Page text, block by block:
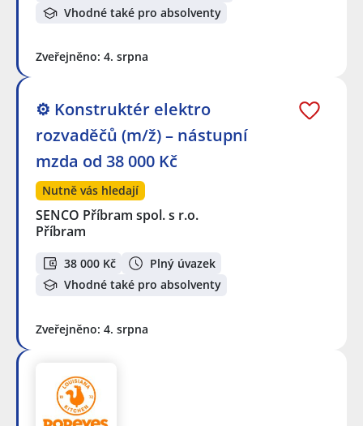
Vhodné také pro absolventy
Zveřejněno: 4. srpna
⚙️ Konstruktér elektro
rozvaděčů (m/ž) – nástupní
mzda od 38 000 Kč
Nutně vás hledají
SENCO Příbram spol. s r.o.
Příbram
38 000 Kč
Plný úvazek
Vhodné také pro absolventy
Zveřejněno: 4. srpna